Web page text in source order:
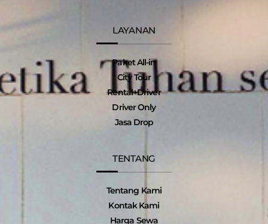
LAYANAN
Paket All-in
City Tour
Rental+Driver
Driver Only
Jasa Drop
TENTANG
Tentang Kami
Kontak Kami
Harga Sewa